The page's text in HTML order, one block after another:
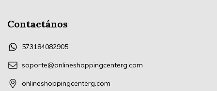
Contactános
573184082905
soporte@onlineshoppingcenterg.com
onlineshoppingcenterg.com